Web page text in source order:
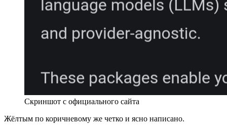
Скриншот с официального сайта
Жёлтым по коричневому же четко и ясно написано.